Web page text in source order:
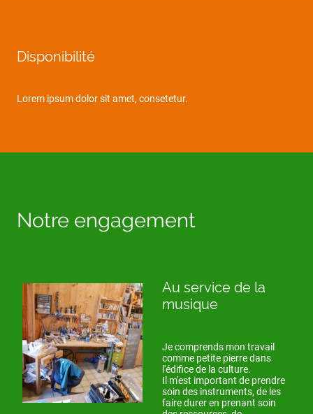
Disponibilité
Lorem ipsum dolor sit amet, consetetur.
Notre engagement
Au service de la
musique
Je comprends mon travail
comme petite pierre dans
l'édifice de la culture.
Il m'est important de prendre
soin des instruments, de les
faire durer en prenant soin